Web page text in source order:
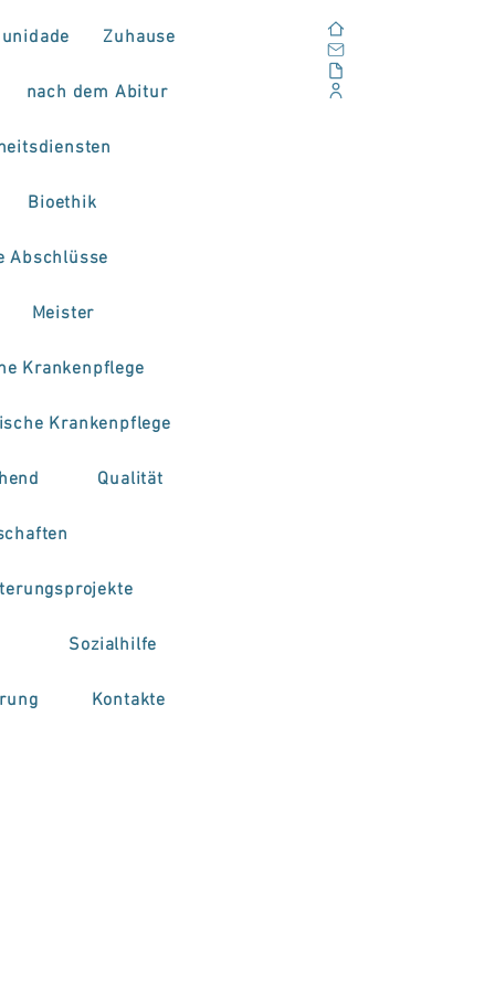
Zuhause
nach dem Abitur
Bioethik
Abschlüsse
Meister
Krankenpflege
Krankenpflege
Qualität
Sozialhilfe
Kontakte